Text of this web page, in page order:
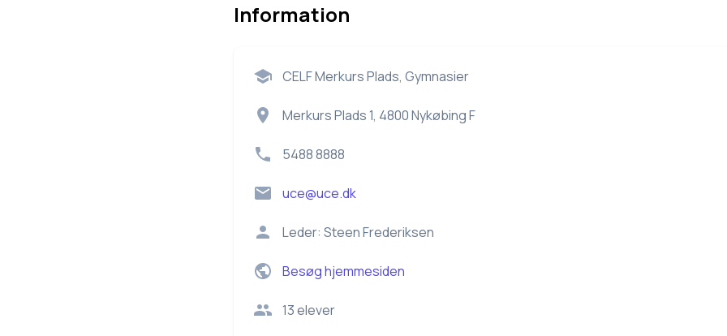
Information
CELF Merkurs Plads, Gymnasier
Merkurs Plads 1, 4800 Nykøbing F
5488 8888
uce@uce.dk
Leder: Steen Frederiksen
Besøg hjemmesiden
13elever